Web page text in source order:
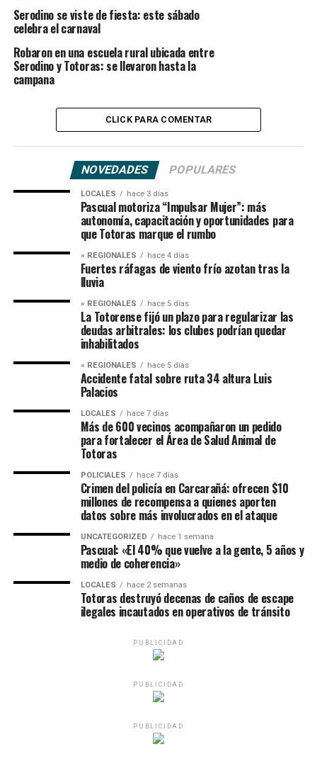
Serodino se viste de fiesta: este sábado
celebra el carnaval
Robaron en una escuela rural ubicada entre
Serodino y Totoras: se llevaron hasta la
campana
CLICK PARA COMENTAR
NOVEDADES POPULARES
LOCALES hace 3 días
Pascual motoriza “Impulsar Mujer”: más
autonomía, capacitación y oportunidades para
que Totoras marque el rumbo
» REGIONALES hace 4 días
Fuertes ráfagas de viento frío azotan tras la
lluvia
» REGIONALES hace 5 días
La Totorense fijó un plazo para regularizar las
deudas arbitrales: los clubes podrían quedar
inhabilitados
» REGIONALES hace 5 días
Accidente fatal sobre ruta 34 altura Luis
Palacios
LOCALES hace 7 días
Más de 600 vecinos acompañaron un pedido
para fortalecer el Área de Salud Animal de
Totoras
POLICIALES hace 7 días
Crimen del policía en Carcarañá: ofrecen $10
millones de recompensa a quienes aporten
datos sobre más involucrados en el ataque
UNCATEGORIZED hace 1 semana
Pascual: «El 40% que vuelve a la gente, 5 años y
medio de coherencia»
LOCALES hace 2 semanas
Totoras destruyó decenas de caños de escape
ilegales incautados en operativos de tránsito
PUBLICIDAD
PUBLICIDAD
PUBLICIDAD